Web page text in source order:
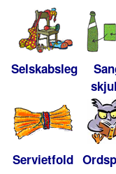
Selskabsleg
Servietfold